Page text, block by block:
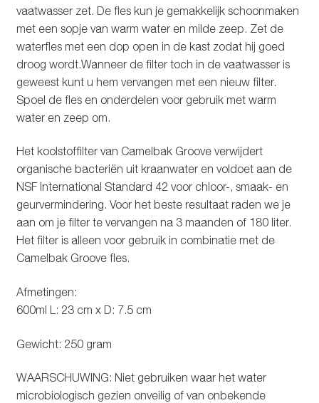
vaatwasser zet. De fles kun je gemakkelijk schoonmaken
met een sopje van warm water en milde zeep. Zet de
waterfles met een dop open in de kast zodat hij goed
droog wordt.Wanneer de filter toch in de vaatwasser is
geweest kunt u hem vervangen met een nieuw filter.
Spoel de fles en onderdelen voor gebruik met warm
water en zeep om.
Het koolstoffilter van Camelbak Groove verwijdert
organische bacteriën uit kraanwater en voldoet aan de
NSF International Standard 42 voor chloor-, smaak- en
geurvermindering. Voor het beste resultaat raden we je
aan om je filter te vervangen na 3 maanden of 180 liter.
Het filter is alleen voor gebruik in combinatie met de
Camelbak Groove fles.
Afmetingen:
600ml L: 23 cm x D: 7.5 cm
Gewicht: 250 gram
WAARSCHUWING: Niet gebruiken waar het water
microbiologisch gezien onveilig of van onbekende